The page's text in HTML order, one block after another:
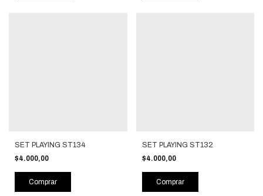
SET PLAYING ST134
$4.000,00
Comprar
SET PLAYING ST132
$4.000,00
Comprar